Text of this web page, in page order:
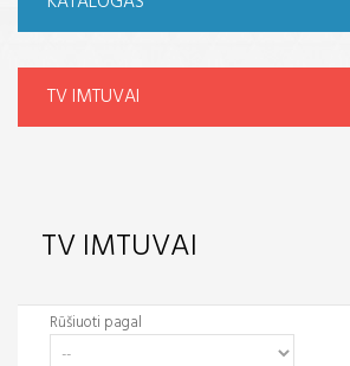
TV IMTUVAI
TV IMTUVAI
Rūšiuoti pagal